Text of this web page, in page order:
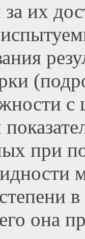
за их
при
она